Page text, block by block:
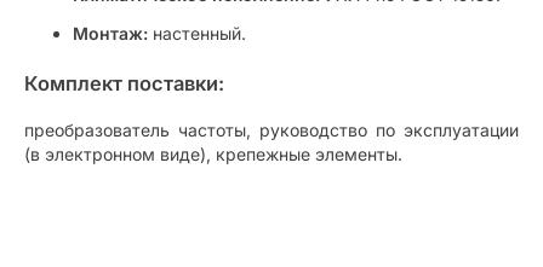
Монтаж: настенный.
Комплект поставки:
преобразователь частоты, руководство по эксплуатации
(в электронном виде), крепежные элементы.